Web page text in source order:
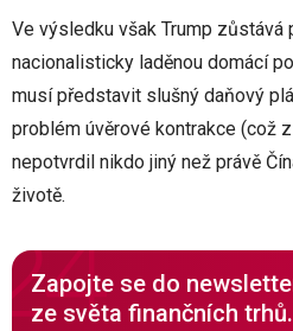
Ve výsledku však Trump
nacionalisticky laděnou domácí
musí představit slušný daňový
problém úvěrové kontrakce (což
nepotvrdil nikdo jiný než právě
životě.
Zapojte se do
ze světa finančních trhů.